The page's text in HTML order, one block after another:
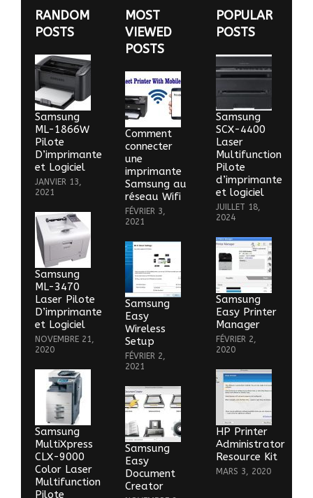
RANDOM
POSTS
Samsung
ML-1866W
Pilote
D’imprimante
et Logiciel
JANVIER 13,
2021
Samsung
ML-3470
Laser Pilote
D’imprimante
et Logiciel
NOVEMBRE 21,
2020
Samsung
MultiXpress
CLX-9000
Color Laser
Multifunction
Pilote
MOST
VIEWED
POSTS
Comment
connecter
une
imprimante
Samsung au
réseau Wifi
FÉVRIER 3,
2021
Samsung
Easy
Wireless
Setup
FÉVRIER 2,
2021
Samsung
Easy
Document
Creator
POPULAR
POSTS
Samsung
SCX-4400
Laser
Multifunction
Pilote
d’imprimante
et logiciel
JUILLET 18,
2024
Samsung
Easy Printer
Manager
FÉVRIER 2,
2020
HP Printer
Administrator
Resource Kit
MARS 3, 2020